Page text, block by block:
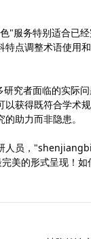
"服务特别适合已
特点调整术语使
究者面临的实际
得既符合学术
助力而非隐患。
人员，
美的形式呈现！